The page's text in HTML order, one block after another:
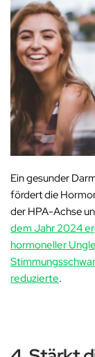
Ein gesunder
fördert die
der HPA-Achse
dem Jahr 2024
hormoneller
reduzierte.